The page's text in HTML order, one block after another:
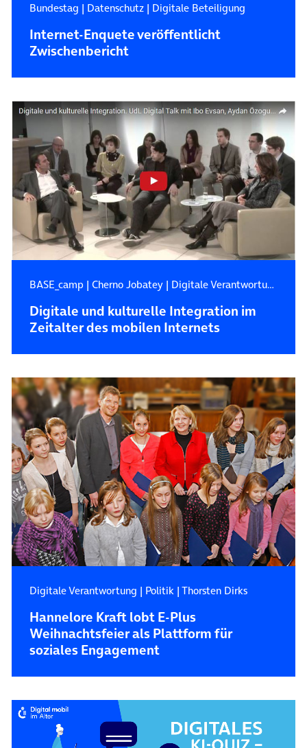
Bundestag | Datenschutz| Digitale Beteiligung
Internet-Enquete veröffentlicht
Zwischenbericht
BASE_camp | Cherno Jobatey| Digitale Verantwortung
Digitale und kulturelle Integration im
Zeitalter des mobilen Internets
Digitale Verantwortung | Politik|Thorsten Dirks
Hannelore Kraft lobt E-Plus
Weihnachtsfeier als Plattform für
soziales Engagement